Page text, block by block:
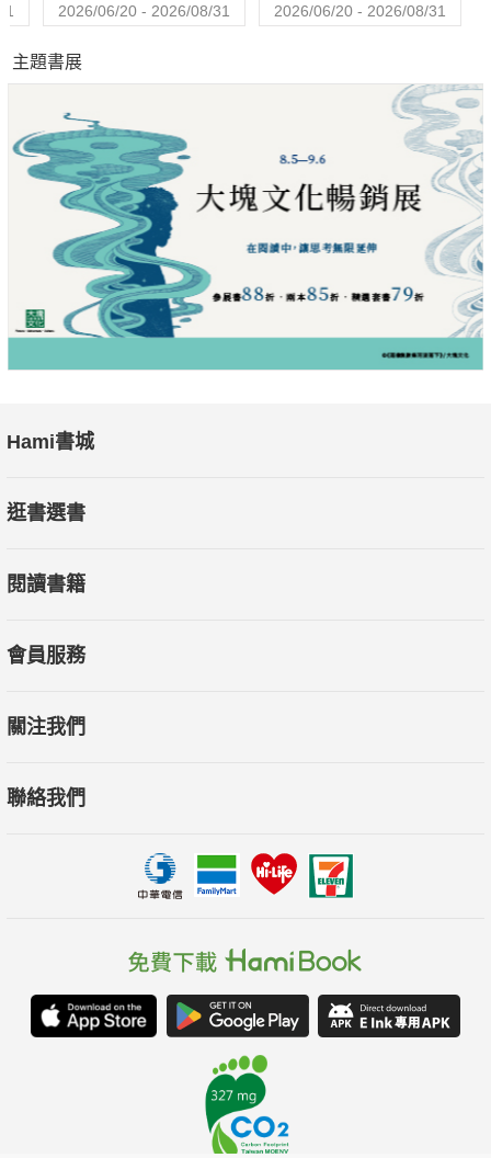
2026/06/20 - 2026/08/31 2026/06/20 - 2026/08/31
主題書展
Hami書城
逛書選書
閱讀書籍
會員服務
關注我們
聯絡我們